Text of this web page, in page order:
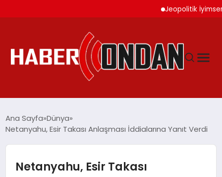
Jeopolitik İyimserlik
DÜNYA
Ana Sayfa Dünya
Netanyahu, Esir Takası Anlaşması İddialarına Yanıt Verdi
Netanyahu, Esir Takası